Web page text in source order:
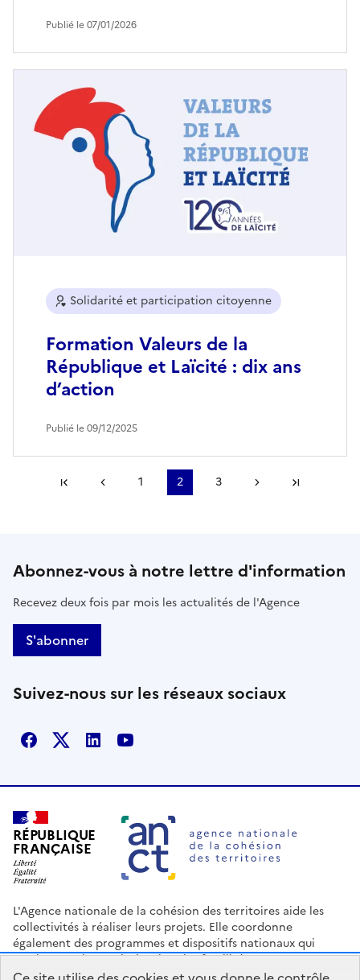
Publié le 07/01/2026
Formation Valeurs de la
République et Laïcité : dix ans
d’action
Solidarité et participation citoyenne
Publié le 09/12/2025
Première pagePage précédente
1 2 3 Page suivante
Abonnez-vous à notre lettre d'information
Recevez deux fois par mois les actualités de l'Agence
S'abonner
Suivez-nous sur les réseaux sociaux
Facebook
X LinkedinYoutube
RÉPUBLIQUE
FRANÇAISE
L'Agence nationale de la cohésion des territoires aide les
collectivités à réaliser leurs projets. Elle coordonne
également des programmes et dispositifs nationaux qui
soutiennent les territoires les plus fragilisés.